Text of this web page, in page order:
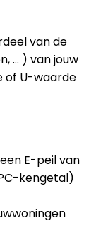
van de
… ) van jouw
of U-waarde
E-peil van
kengetal)